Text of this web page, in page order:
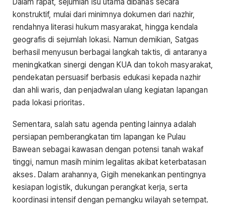
konstruktif, mulai dari minimnya dokumen dari nazhir,
rendahnya literasi hukum masyarakat, hingga kendala
geografis di sejumlah lokasi. Namun demikian, Satgas
berhasil menyusun berbagai langkah taktis, di antaranya
meningkatkan sinergi dengan KUA dan tokoh masyarakat,
pendekatan persuasif berbasis edukasi kepada nazhir
dan ahli waris, dan penjadwalan ulang kegiatan lapangan
pada lokasi prioritas.
Sementara, salah satu agenda penting lainnya adalah
persiapan pemberangkatan tim lapangan ke Pulau
Bawean sebagai kawasan dengan potensi tanah wakaf
tinggi, namun masih minim legalitas akibat keterbatasan
akses. Dalam arahannya, Gigih menekankan pentingnya
kesiapan logistik, dukungan perangkat kerja, serta
koordinasi intensif dengan pemangku wilayah setempat.